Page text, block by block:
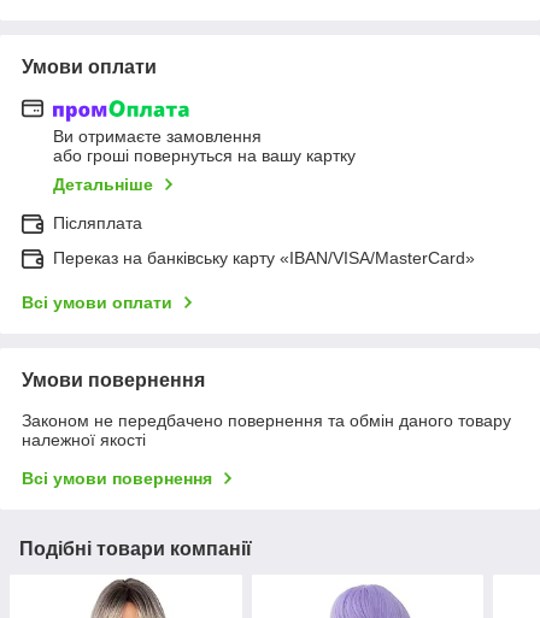
Умови оплати
Ви отримаєте замовлення
або гроші повернуться на вашу картку
Детальніше
Післяплата
Переказ на банківську карту «IBAN/VISA/MasterCard»
Всі умови оплати
Умови повернення
Законом не передбачено повернення та обмін даного товару
належної якості
Всі умови повернення
Подібні товари компанії